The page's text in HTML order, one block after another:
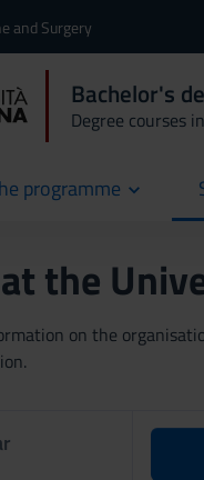
and Surgery
Bachelor's
Degree courses
programme
the
on the